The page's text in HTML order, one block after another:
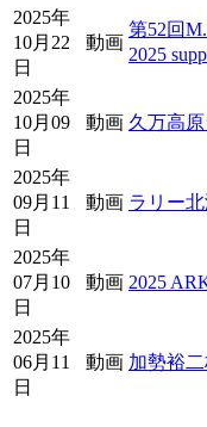
2025年
10月22
日
動画
第52回
2025
2025年
10月09
日
動画 久万高
2025年
09月11
日
動画 ラリー
2025年
07月10
日
動画 2025
2025年
06月11
日
動画 加勢裕